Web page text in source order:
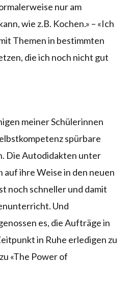
nur am
wie z.B. Kochen.» – «Ich
Themen in bestimmten
die ich noch nicht gut
meiner Schülerinnen
spürbare
Die Autodidakten unter
auf ihre Weise in den neuen
noch schneller und damit
Und
es, die Aufträge in
in Ruhe erledigen zu
«The Power of